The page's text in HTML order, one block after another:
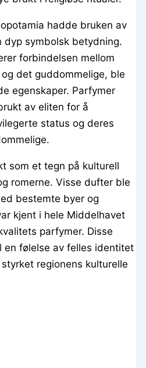
hadde bruken av
dyp symbolsk betydning.
forbindelsen mellom
det guddommelige, ble
egenskaper. Parfymer
av eliten for å
status og deres
som et tegn på kulturell
romerne. Visse dufter ble
bestemte byer og
kjent i hele Middelhavet
parfymer. Disse
en følelse av felles identitet
regionens kulturelle